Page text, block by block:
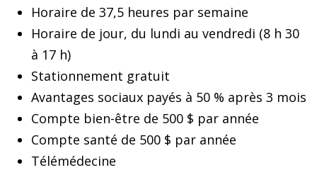
Horaire de 37,5 heures par semaine
Horaire de jour, du lundi au vendredi (8 h 30
à 17 h)
Stationnement gratuit
Avantages sociaux payés à 50 % après 3 mois
Compte bien-être de 500 $ par année
Compte santé de 500 $ par année
Télémédecine